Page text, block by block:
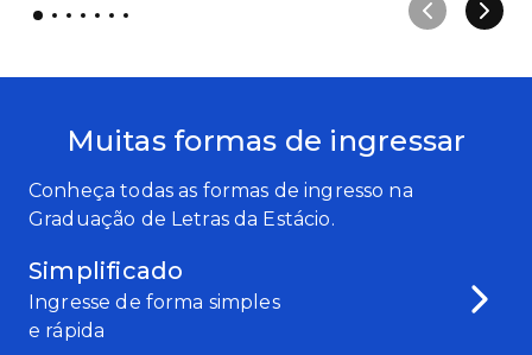
Muitas formas de ingressar
Conheça todas as formas de ingresso na
Graduação de Letras da Estácio.
Simplificado
Ingresse de forma simples
e rápida